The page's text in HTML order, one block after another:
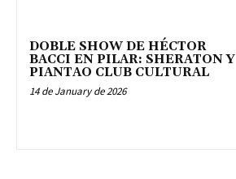
DOBLE SHOW DE HÉCTOR
BACCI EN PILAR: SHERATON Y
PIANTAO CLUB CULTURAL
14 de January de 2026